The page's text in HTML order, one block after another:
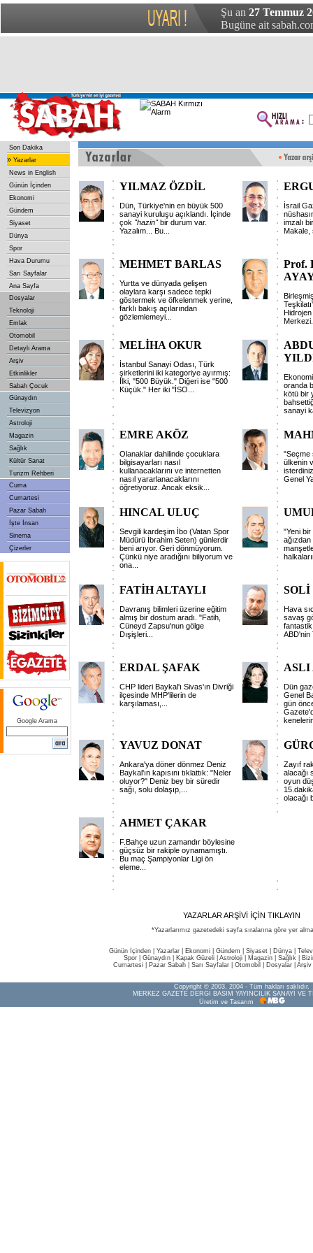
Şu an 27 Temmuz
Bugüne ait
Son Dakika
» Yazarlar
News in English
Günün İçinden
Ekonomi
Gündem
Siyaset
Dünya
Spor
Hava Durumu
Sarı Sayfalar
Ana Sayfa
Dosyalar
Teknoloji
Emlak
Otomobil
Detaylı Arama
Arşiv
Etkinlikler
Sabah Çocuk
Günaydın
Televizyon
Astroloji
Magazin
Sağlık
Kültür Sanat
Turizm Rehberi
Cuma
Cumartesi
Pazar Sabah
İşte İnsan
Sinema
Çizerler
Google Arama
YILMAZ ÖZDİL
Dün, Türkiye'nin en büyük 500
sanayi kuruluşu açıklandı. İçinde
çok "hazin"bir durum var.
Yazalım... Bu...
İsrail
imzalı
Makale,
MEHMET BARLAS
Yurtta ve dünyada gelişen
olaylara karşı sadece tepki
göstermek ve öfkelenmek yerine,
farklı bakış açılarından
gözlemlemeyi...
Prof.
Hidrojen
MELİHA OKUR
İstanbul Sanayi Odası, Türk
şirketlerini iki kategoriye ayırmış:
İlki, "500 Büyük." Diğeri ise "500
Küçük." Her iki "İSO...
oranda
kötü bir
sanayi
EMRE AKÖZ
Olanaklar dahilinde çocuklara
bilgisayarları nasıl
kullanacaklarını ve internetten
nasıl yararlanacaklarını
öğretiyoruz. Ancak eksik...
"Seçme
ülkenin
Genel
HINCAL ULUÇ
Sevgili kardeşim İbo (Vatan Spor
Müdürü İbrahim Seten) günlerdir
beni arıyor. Geri dönmüyorum.
Çünkü niye aradığını biliyorum ve
ona...
"Yeni
ağızdan
FATİH ALTAYLI
Davranış bilimleri üzerine eğitim
almış bir dostum aradı. "Fatih,
Cüneyd Zapsu'nun gölge
Dışişleri...
SOLİ
Hava
savaş
fantastik
ABD'nin
ERDAL ŞAFAK
CHP lideri Baykal'ı Sivas'ın Divriği
ilçesinde MHP'lilerin de
karşılaması,...
ASLI
Dün
Genel
gün
YAVUZ DONAT
Ankara'ya döner dönmez Deniz
Baykal'ın kapısını tıklattık: "Neler
oluyor?" Deniz bey bir süredir
sağı, solu dolaşıp,...
Zayıf
alacağı
oyun
olacağı
AHMET ÇAKAR
F.Bahçe uzun zamandır böylesine
güçsüz bir rakiple oynamamıştı.
Bu maç Şampiyonlar Ligi ön
eleme...
YAZARLAR ARŞİVİ İÇİN TIKLAYIN
*Yazarlarımız gazetedeki sayfa sıralarına göre yer
Günün İçinden Yazarlar Ekonomi Gündem Siyaset Dünya |
Spor
Günaydın Kapak Güzeli Astroloji Magazin Sağlık
Cumartesi
Pazar Sabah Sarı Sayfalar Otomobil Dosyalar Arşiv
Copyright © 2003, 2004 - Tüm hakları saklıdır.
MERKEZ GAZETE DERGİ BASIM YAYINCILIK SANAYİ VE
Üretim ve Tasarım